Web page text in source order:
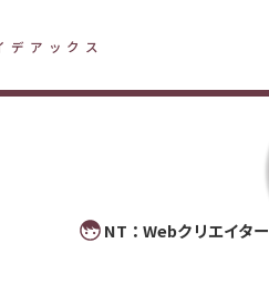
アックス
NT：Webクリエイター